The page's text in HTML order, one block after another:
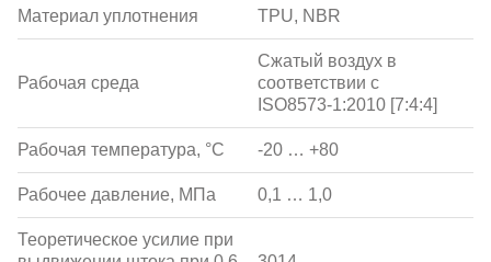
Материал уплотнения TPU, NBR
Рабочая среда
Сжатый воздух в
соответствии с
ISO8573-1:2010 [7:4:4]
Рабочая температура, °С -20 … +80
Рабочее давление, МПа 0,1 … 1,0
Теоретическое усилие при